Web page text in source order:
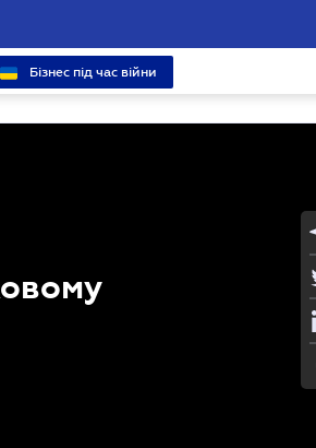
Бізнес під час війни